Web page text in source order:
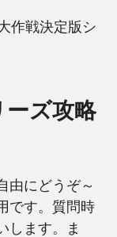
作戦決定版シ
ーズ攻略
由にどうぞ～
です。質問時
します。ま